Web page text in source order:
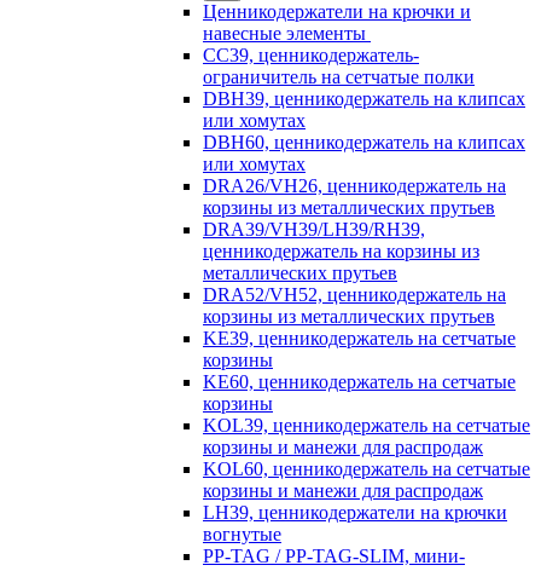
Ценникодержатели на крючки и
навесные элементы
CC39, ценникодержатель-
ограничитель на сетчатые полки
DBH39, ценникодержатель на клипсах
или хомутах
DBH60, ценникодержатель на клипсах
или хомутах
DRA26/VH26, ценникодержатель на
корзины из металлических прутьев
DRA39/VH39/LH39/RH39,
ценникодержатель на корзины из
металлических прутьев
DRA52/VH52, ценникодержатель на
корзины из металлических прутьев
KE39, ценникодержатель на сетчатые
корзины
KE60, ценникодержатель на сетчатые
корзины
KOL39, ценникодержатель на сетчатые
корзины и манежи для распродаж
KOL60, ценникодержатель на сетчатые
корзины и манежи для распродаж
LH39, ценникодержатели на крючки
вогнутые
PP-TAG / PP-TAG-SLIM, мини-